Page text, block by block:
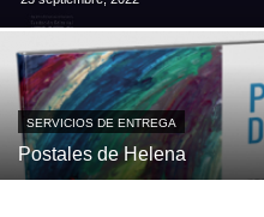
SERVICIOS DE ENTREGA
Postales de Helena